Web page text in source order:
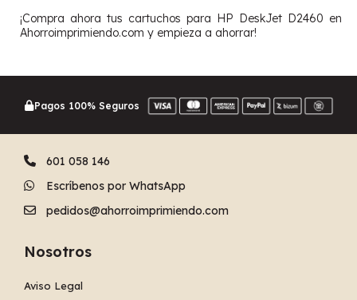
¡Compra ahora tus cartuchos para HP DeskJet D2460 en
Ahorroimprimiendo.com y empieza a ahorrar!
Pagos 100% Seguros
601 058 146
Escríbenos por WhatsApp
pedidos@ahorroimprimiendo.com
Nosotros
Aviso Legal